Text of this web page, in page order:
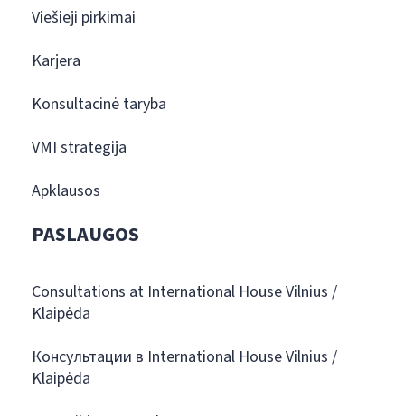
Viešieji pirkimai
Karjera
Konsultacinė taryba
VMI strategija
Apklausos
PASLAUGOS
Consultations at International House Vilnius /
Klaipėda
Консультации в International House Vilnius /
Klaipėda